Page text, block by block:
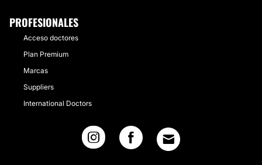
PROFESIONALES
Acceso doctores
Plan Premium
Marcas
Suppliers
International Doctors